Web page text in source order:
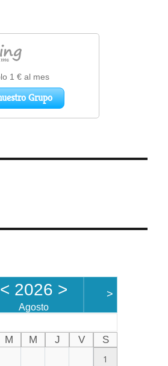
< 2026 >
Agosto
>
M M J V
S
1